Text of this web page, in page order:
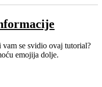
vam se svidio ovaj tutorial?
emojija dolje.